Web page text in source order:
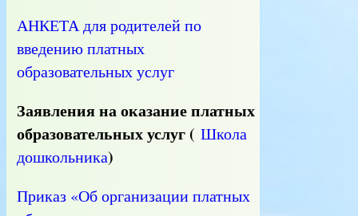
АНКЕТА для родителей по
введению платных
образовательных услуг
Заявления на оказание платных
образовательных услуг ( Школа
дошкольника)
Приказ «Об организации платных